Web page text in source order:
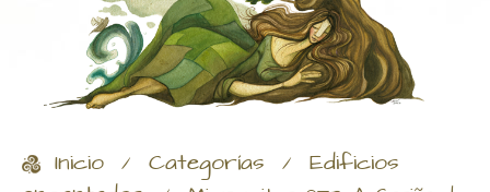
Inicio / Categorías / Edificios